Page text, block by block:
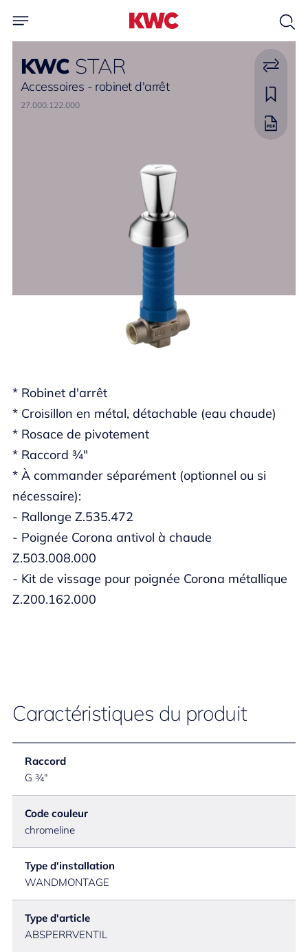
KWC STAR
Accessoires - robinet d'arrêt
27.000.122.000
* Robinet d'arrêt
* Croisillon en métal, détachable (eau chaude)
* Rosace de pivotement
* Raccord ¾"
* À commander séparément (optionnel ou si
nécessaire):
- Rallonge Z.535.472
- Poignée Corona antivol à chaude
Z.503.008.000
- Kit de vissage pour poignée Corona métallique
Z.200.162.000
Caractéristiques du produit
Raccord
G ¾"
Code couleur
chromeline
Type d'installation
WANDMONTAGE
Type d'article
ABSPERRVENTIL